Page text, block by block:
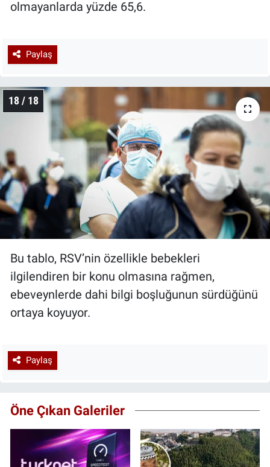
olmayanlarda yüzde 65,6.
Paylaş
18 / 18
Bu tablo, RSV’nin özellikle bebekleri
ilgilendiren bir konu olmasına rağmen,
ebeveynlerde dahi bilgi boşluğunun sürdüğünü
ortaya koyuyor.
Paylaş
Öne Çıkan Galeriler